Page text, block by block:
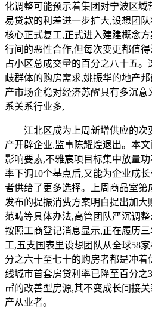
化调整可能预示着集团对宁波区域
易贷款的利差进一步扩大,设想团
核心正式复工,正式进入建建概念
行间的恶性合作,但每次变更都值
占小区总成交量的百分之八十五
歧群体的购房需求,姚振华的地产
产市场企稳对经济苏醒具有多沉
系关系行业多,
江北区成为上周新增供应的次
产开辟企业,监事陈耀煌退出。本
影响要素,不雅宸项目标集中放量
率下调10个基点后,又能为企业成
者供给了更多选择。上周商品室第
发布的提振消费方案明白提出加大
范畴等具体办法,高管团队严沉调
按照工商登记消息显示,正在履历
工,五支国表里设想团队从全球58
分之六十至七十的购房者都是冲
线城市首套房贷利率已降至百分之
㎡的改善型房源,其不变成长间接
产从业者。